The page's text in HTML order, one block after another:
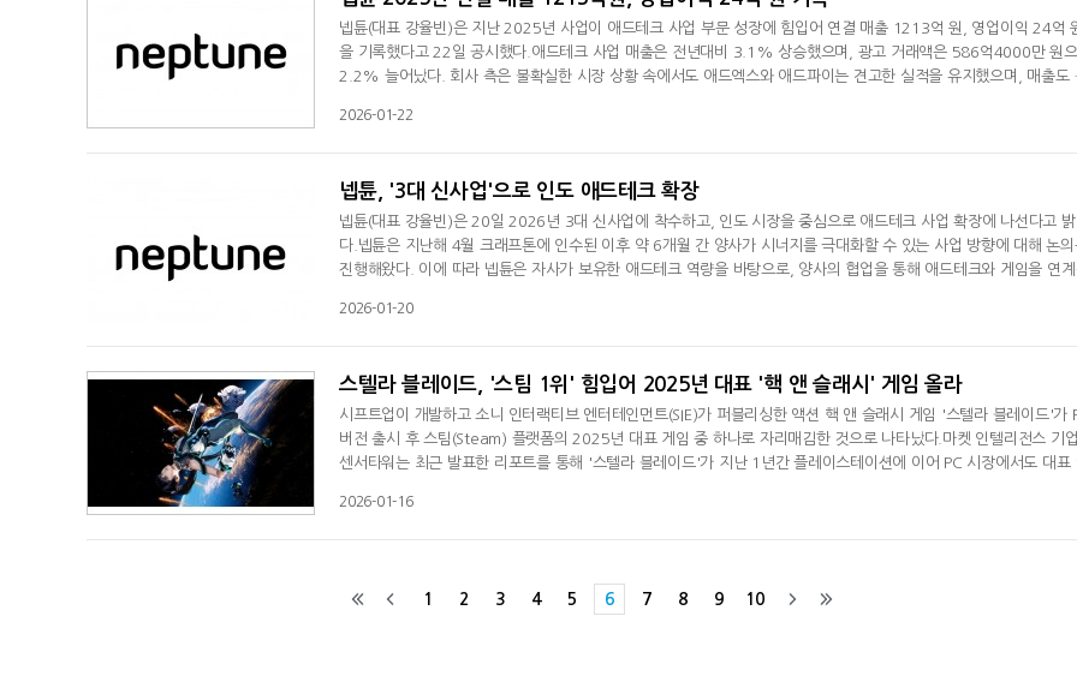
넵튠(대표 강율빈)은 지난 2025년 사업이 애드테크 사업 부문 성장에 힘입어 연결 매출 1213억 원, 영업이익 24억
을 기록했다고 22일 공시했다.애드테크 사업 매출은 전년대비 3.1% 상승했으며, 광고 거래액은 586억4000만 원
2.2% 늘어났다. 회사 측은 불확실한 시장 상황 속에서도 애드엑스와 애드파이는 견고한 실적을 유지했으며, 매출도
sition) 마케팅 사업을 하는 '리메이크' 등이 속해 있는 '기타 매출' 부문은 81억 원으로 전년대비 16.2% 증가했다. 특
2026-01-22
넵튠, '3대 신사업'으로 인도 애드테크 확장
넵튠(대표 강율빈)은 20일 2026년 3대 신사업에 착수하고, 인도 시장을 중심으로 애드테크 사업 확장에 나선다고 밝
다.넵튠은 지난해 4월 크래프톤에 인수된 이후 약 6개월 간 양사가 시너지를 극대화할 수 있는 사업 방향에 대해 논의
진행해왔다. 이에 따라 넵튠은 자사가 보유한 애드테크 역량을 바탕으로, 양사의 협업을 통해 애드테크와 게임을 연계
브리드 캐주얼 게임 사업 확대 ▲신규 DSP(광고주 플랫폼) 구축 등이다. 이 중 애드테크 사업 글로벌 확장 부문은 인도
2026-01-20
스텔라 블레이드, '스팀 1위' 힘입어 2025년 대표 '핵 앤 슬래시' 게임 올라
시프트업이 개발하고 소니 인터랙티브 엔터테인먼트(SIE)가 퍼블리싱한 액션 핵 앤 슬래시 게임 '스텔라 블레이드'가
버전 출시 후 스팀(Steam) 플랫폼의 2025년 대표 게임 중 하나로 자리매김한 것으로 나타났다.마켓 인텔리전스 기업
센서타워는 최근 발표한 리포트를 통해 '스텔라 블레이드'가 지난 1년간 플레이스테이션에 이어 PC 시장에서도 대표
'네이티브'에게 패배한 포스트 아포칼립스 지구를 배경으로, 엘리트 병사 '이브'가 AI '마더 스피어'의 진실을 파헤치는
2026-01-16
1 2 3 4 5 6 7 8 9 10